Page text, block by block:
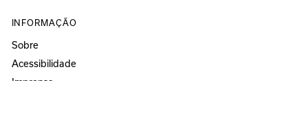
INFORMAÇÃO
Sobre
Acessibilidade
Imprensa